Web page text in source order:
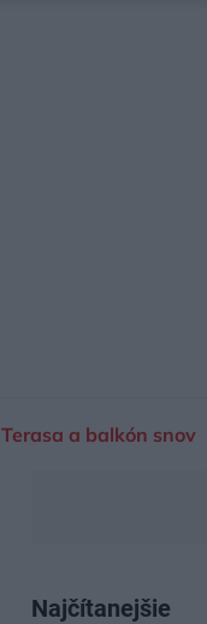
Terasa a balkón snov
Najčítanejšie